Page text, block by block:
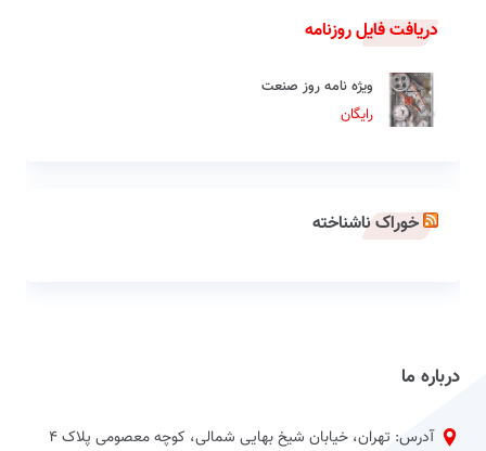
دریافت فایل روزنامه
ویژه نامه روز صنعت
رایگان
خوراک ناشناخته
درباره ما
آدرس: تهران، خیابان شیخ بهایی شمالی، کوچه معصومی پلاک 4